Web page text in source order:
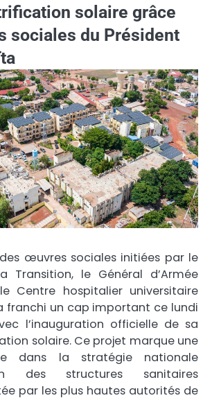
solaire grâce
sociales du Président
œuvres sociales initiées par le
Transition, le Général d’Armée
Centre hospitalier universitaire
franchi un cap important ce lundi
l’inauguration officielle de sa
solaire. Ce projet marque une
dans la stratégie nationale
des structures sanitaires
par les plus hautes autorités de